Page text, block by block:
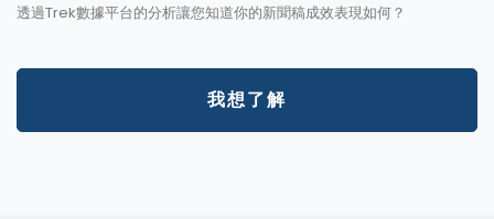
透過Trek數據平台的分析讓您知道你的新聞稿成效表現如何？
我想了解